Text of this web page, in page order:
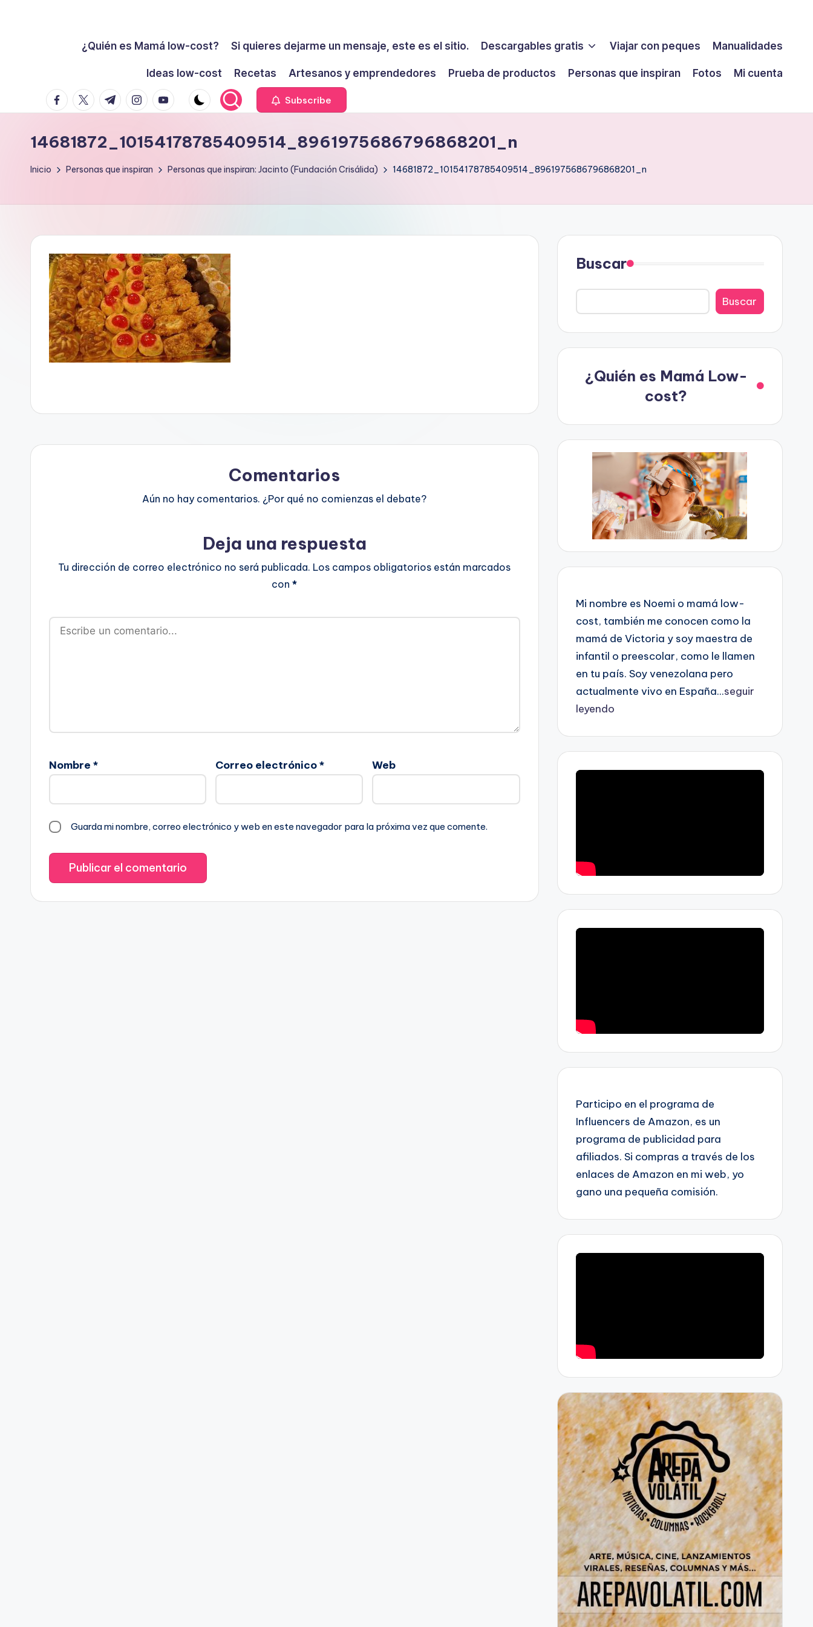
no
en
el
¿Quién es Mamá low-cost? Si quieres dejarme un mensaje, este es el sitio. Descargables gratis Viajar con peques Manualidades
Ideas low-cost Recetas Artesanos y emprendedores Prueba de productos Personas que inspiran Fotos
Mi cuenta
facebook.com
twitter.com
t.me instagram.com
youtube.com Subscribe
14681872_10154178785409514_8961975686796868201_n
Inicio Personas que inspiran Personas que inspiran: Jacinto (Fundación Crisálida) 14681872_10154178785409514_8961975686796868201_n
Comentarios
Aún no hay comentarios. ¿Por qué no comienzas el debate?
Deja una respuesta
Tu dirección de correo electrónico no será publicada. Los campos obligatorios están marcados
con*
Nombre * Correo electrónico* Web
Guarda mi nombre, correo electrónico y web en este navegador para la próxima vez que comente.
Buscar
Buscar
¿Quién es Mamá Low-
cost?
Mi nombre es Noemi o mamá low-
cost, también me conocen como la
mamá de Victoria y soy maestra de
infantil o preescolar, como le llamen
en tu país. Soy venezolana pero
actualmente vivo en España...seguir
leyendo
Participo en el programa de
Influencers de Amazon, es un
programa de publicidad para
afiliados. Si compras a través de los
enlaces de Amazon en mi web, yo
gano una pequeña comisión.